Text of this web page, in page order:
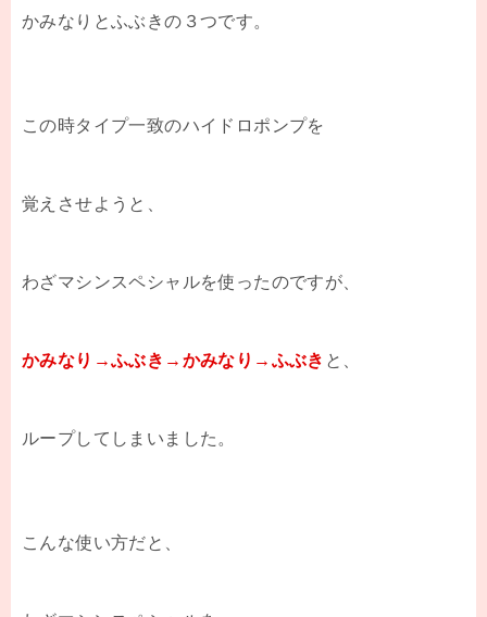
かみなりとふぶきの３つです。
この時タイプ一致のハイドロポンプを
覚えさせようと、
わざマシンスペシャルを使ったのですが、
かみなり→ふぶき→かみなり→ふぶき と、
ループしてしまいました。
こんな使い方だと、